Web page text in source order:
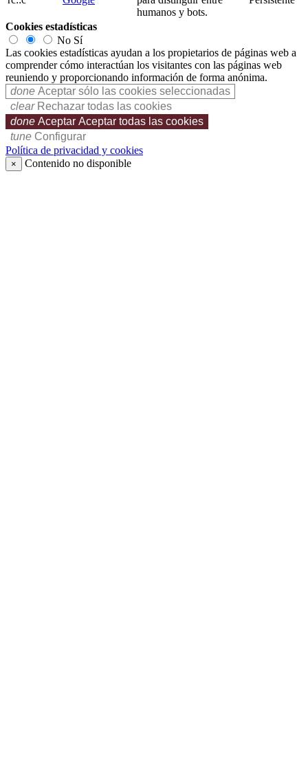
humanos y bots.
Cookies estadísticas
No Sí
Las cookies estadísticas ayudan a los propietarios de páginas web a
comprender cómo interactúan los visitantes con las páginas web
reuniendo y proporcionando información de forma anónima.
done Aceptar sólo las cookies seleccionadas
clear Rechazar todas las cookies
done Aceptar Aceptar todas las cookies
tune Configurar
Política de privacidad y cookies
× Contenido no disponible